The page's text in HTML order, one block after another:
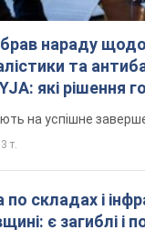
складах і
є загиблі і
людей
т.